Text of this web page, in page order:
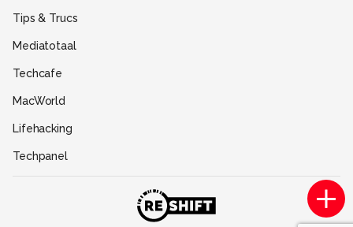
Tips & Trucs
Mediatotaal
Techcafe
MacWorld
Lifehacking
Techpanel